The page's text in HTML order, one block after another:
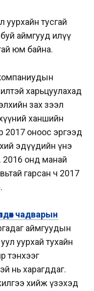
уурхайн тусгай
буй аймгууд илүү
юм байна.
харьцуулахад
зах зээл
ханшийн
2017 оноос эргээд
эдүүдийн үнэ
2016 онд манай
гарсан ч 2017
чадварын
аймгуудын
уурхай тухайн
тэнхээг
нь харагддаг.
хийж үзэхэд